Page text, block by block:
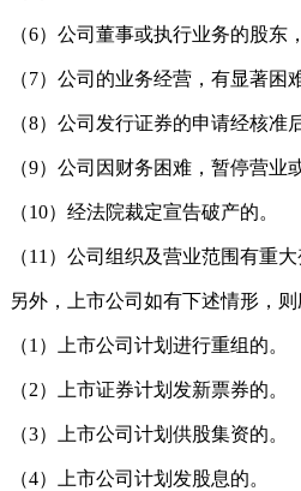
（6）公司董事或执行业务的股
（7）公司的业务经营，有显著困
（8）公司发行证券的申请经核
（9）公司因财务困难，暂停营业
（10）经法院裁定宣告破产的。
（11）公司组织及营业范围有重
另外，上市公司如有下述情形，则
（1）上市公司计划进行重组的。
（2）上市证券计划发新票券的。
（3）上市公司计划供股集资的。
（4）上市公司计划发股息的。